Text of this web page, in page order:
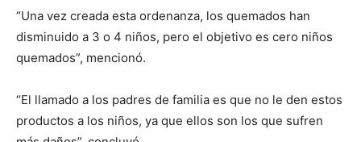
“Una vez creada esta ordenanza, los quemados han
disminuido a 3 o 4 niños, pero el objetivo es cero niños
quemados”, mencionó.
“El llamado a los padres de familia es que no le den estos
productos a los niños, ya que ellos son los que sufren